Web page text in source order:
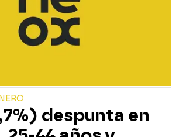
despunta en